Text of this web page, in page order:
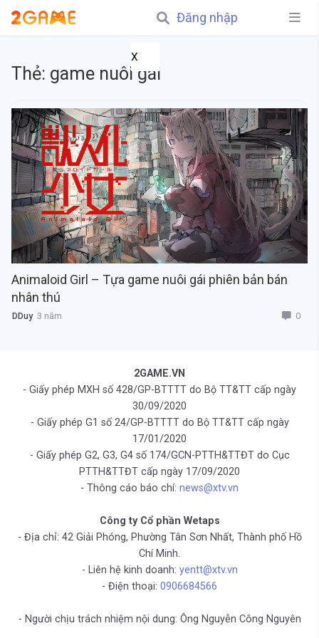
Đăng nhập
X
Thẻ: game nuôi gái
Animaloid Girl – Tựa game nuôi gái phiên bản bán
nhân thú
DDuy3 năm 0
2GAME.VN
- Giấy phép MXH số 428/GP-BTTTT do Bộ TT&TT cấp ngày
30/09/2020
- Giấy phép G1 số 24/GP-BTTTT do Bộ TT&TT cấp ngày
17/01/2020
- Giấy phép G2, G3, G4 số 174/GCN-PTTH&TTĐT do Cục
PTTH&TTĐT cấp ngày 17/09/2020
- Thông cáo báo chí: news@xtv.vn
Công ty Cổ phần Wetaps
- Địa chỉ: 42 Giải Phóng, Phường Tân Sơn Nhất, Thành phố Hồ
Chí Minh.
- Liên hệ kinh doanh: yentt@xtv.vn
- Điện thoại: 0906684566
- Người chịu trách nhiệm nội dung: Ông Nguyễn Công Nguyên